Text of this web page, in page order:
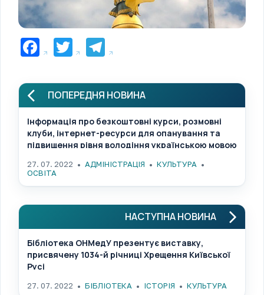
Facebook
TwitterTelegram
ПОПЕРЕДНЯ НОВИНА
Інформація про безкоштовні курси, розмовні
клуби, інтернет-ресурси для опанування та
підвищення рівня володіння українською мовою
27. 07. 2022 АДМІНІСТРАЦІЯ
КУЛЬТУРА
ОСВІТА
НАСТУПНА НОВИНА
Бібліотека ОНМедУ презентує виставку,
присвячену 1034-й річниці Хрещення Київської
Русі
27. 07. 2022 БІБЛІОТЕКА ІСТОРІЯ КУЛЬТУРА